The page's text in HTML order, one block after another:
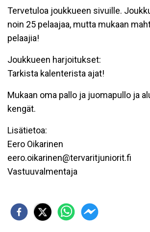
Tervetuloa joukkueen sivuille.
noin 25 pelaajaa, mutta mukaan
pelaajia!
Joukkueen harjoitukset:
Tarkista kalenterista ajat!
Mukaan oma pallo ja juomapullo ja
kengät.
Lisätietoa:
Eero Oikarinen
eero.oikarinen@tervaritjuniorit.fi
Vastuuvalmentaja